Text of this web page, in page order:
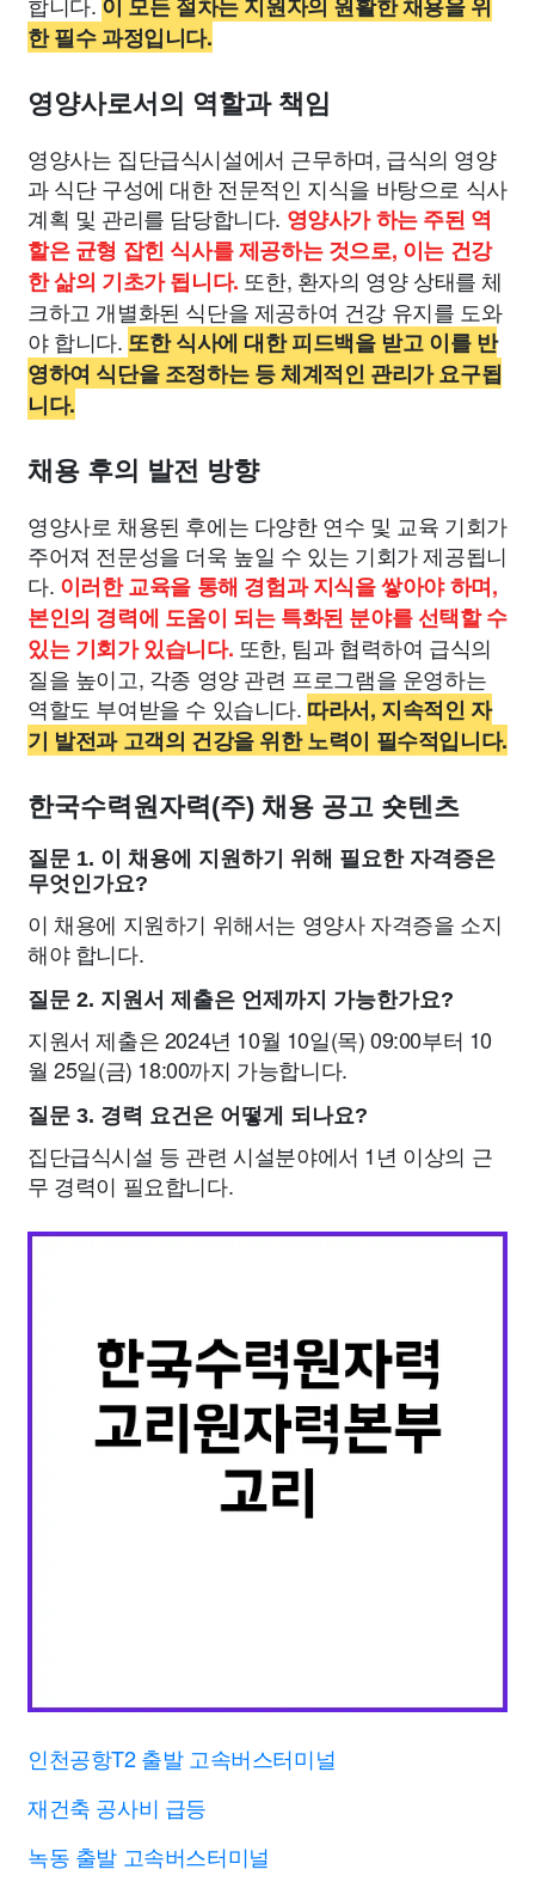
한 필수 과정입니다.
영양사로서의 역할과 책임
영양사는 집단급식시설에서 근무하며, 급식의 영양
과 식단 구성에 대한 전문적인 지식을 바탕으로 식사
계획 및 관리를 담당합니다. 영양사가 하는 주된 역
할은 균형 잡힌 식사를 제공하는 것으로, 이는 건강
한 삶의 기초가 됩니다. 또한, 환자의 영양 상태를 체
크하고 개별화된 식단을 제공하여 건강 유지를 도와
야 합니다. 또한 식사에 대한 피드백을 받고 이를 반
영하여 식단을 조정하는 등 체계적인 관리가 요구됩
니다.
채용 후의 발전 방향
영양사로 채용된 후에는 다양한 연수 및 교육 기회가
주어져 전문성을 더욱 높일 수 있는 기회가 제공됩니
다. 이러한 교육을 통해 경험과 지식을 쌓아야 하며,
본인의 경력에 도움이 되는 특화된 분야를 선택할 수
있는 기회가 있습니다. 또한, 팀과 협력하여 급식의
질을 높이고, 각종 영양 관련 프로그램을 운영하는
역할도 부여받을 수 있습니다. 따라서, 지속적인 자
기 발전과 고객의 건강을 위한 노력이 필수적입니다.
한국수력원자력(주) 채용 공고 숏텐츠
질문 1. 이 채용에 지원하기 위해 필요한 자격증은
무엇인가요?
이 채용에 지원하기 위해서는 영양사 자격증을 소지
해야 합니다.
질문 2. 지원서 제출은 언제까지 가능한가요?
지원서 제출은 2024년 10월 10일(목) 09:00부터 10
월 25일(금) 18:00까지 가능합니다.
질문 3. 경력 요건은 어떻게 되나요?
집단급식시설 등 관련 시설분야에서 1년 이상의 근
무 경력이 필요합니다.
인천공항T2 출발 고속버스터미널
재건축 공사비 급등
녹동 출발 고속버스터미널